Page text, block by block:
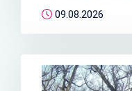
09.08.2026